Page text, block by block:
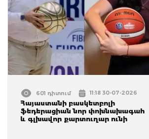
601 դիտում 11:18 30-07-2026
Հայաստանի բասկետբոլի
ֆեդերացիան նոր փոխնախագահ
և գլխավոր քարտուղար ունի